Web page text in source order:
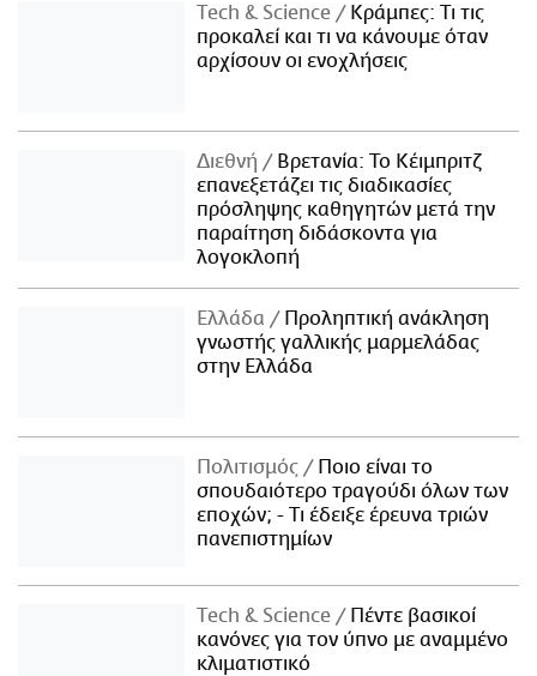
Τech & Science
Κράμπες: Τι τις
προκαλεί και τι να κάνουμε όταν
αρχίσουν οι ενοχλήσεις
Διεθνή
Βρετανία: Το Κέιμπριτζ
επανεξετάζει τις διαδικασίες
πρόσληψης καθηγητών μετά την
παραίτηση διδάσκοντα για
λογοκλοπή
Ελλάδα
Προληπτική ανάκληση
γνωστής γαλλικής μαρμελάδας
στην Ελλάδα
Πολιτισμός
Ποιο είναι το
σπουδαιότερο τραγούδι όλων των
εποχών; - Τι έδειξε έρευνα τριών
πανεπιστημίων
Τech & Science
Πέντε βασικοί
κανόνες για τον ύπνο με αναμμένο
κλιματιστικό